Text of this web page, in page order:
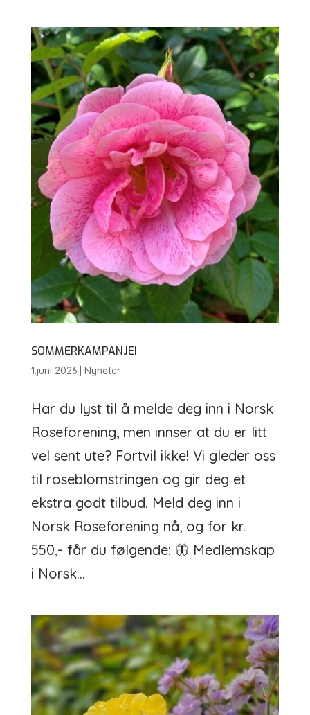
SOMMERKAMPANJE!
1.juni 2026| Nyheter
Har du lyst til å melde deg inn i Norsk
Roseforening, men innser at du er litt
vel sent ute? Fortvil ikke! Vi gleder oss
til roseblomstringen og gir deg et
ekstra godt tilbud. Meld deg inn i
Norsk Roseforening nå, og for kr.
550,- får du følgende: 🦋 Medlemskap
i Norsk...